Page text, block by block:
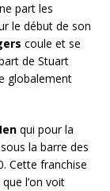
part les
le début de son
coule et se
de Stuart
globalement
qui pour la
la barre des
Cette franchise
l’on voit